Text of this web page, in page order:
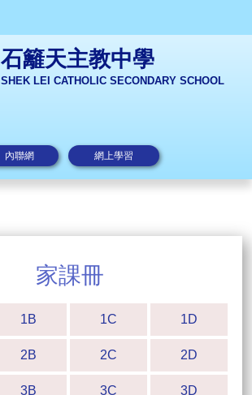
石籬天主教中學
SHEK LEI CATHOLIC SECONDARY SCHOOL
內聯網 網上學習
家課冊
1B 1C 1D
2B 2C 2D
3B 3C 3D